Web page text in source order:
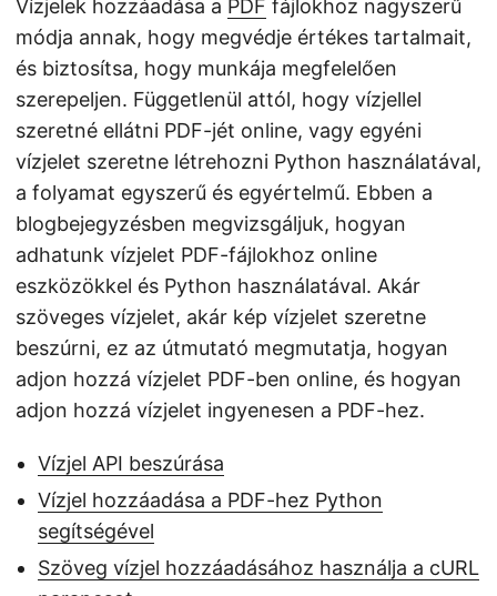
Vízjelek hozzáadása a PDF fájlokhoz nagyszerű
módja annak, hogy megvédje értékes tartalmait,
és biztosítsa, hogy munkája megfelelően
szerepeljen. Függetlenül attól, hogy vízjellel
szeretné ellátni PDF-jét online, vagy egyéni
vízjelet szeretne létrehozni Python használatával,
a folyamat egyszerű és egyértelmű. Ebben a
blogbejegyzésben megvizsgáljuk, hogyan
adhatunk vízjelet PDF-fájlokhoz online
eszközökkel és Python használatával. Akár
szöveges vízjelet, akár kép vízjelet szeretne
beszúrni, ez az útmutató megmutatja, hogyan
adjon hozzá vízjelet PDF-ben online, és hogyan
adjon hozzá vízjelet ingyenesen a PDF-hez.
Vízjel API beszúrása
Vízjel hozzáadása a PDF-hez Python
segítségével
Szöveg vízjel hozzáadásához használja a cURL